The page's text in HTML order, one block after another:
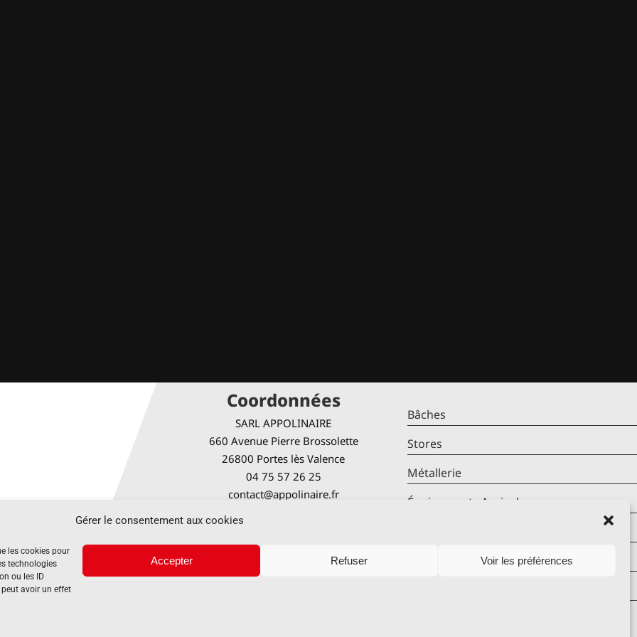
Gérer le consentement aux cookies
les cookies pour
technologies
ou les ID
avoir un effet
Accepter Refuser Voir les préférences
Coordonnées
SARL APPOLINAIRE
660 Avenue Pierre Brossolette
26800 Portes lès Valence
04 75 57 26 25
contact@appolinaire.fr
Horaires d’ouverture
8h00 – 12h00 & 13h30 – 17h30
Bâches
Stores
Métallerie
Équipements Agricoles
Politique De Cookies (UE)